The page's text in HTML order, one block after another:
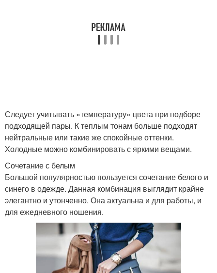
Следует учитывать «температуру» цвета при подборе
подходящей пары. К теплым тонам больше подходят
нейтральные или такие же спокойные оттенки.
Холодные можно комбинировать с яркими вещами.
Сочетание с белым
Большой популярностью пользуется сочетание белого и
синего в одежде. Данная комбинация выглядит крайне
элегантно и утонченно. Она актуальна и для работы, и
для ежедневного ношения.